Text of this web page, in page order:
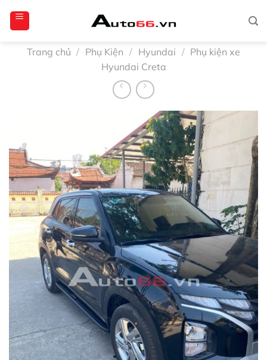
qua
Trang chủ / Phụ Kiện / Hyundai / Phụ kiện xe
Hyundai Creta